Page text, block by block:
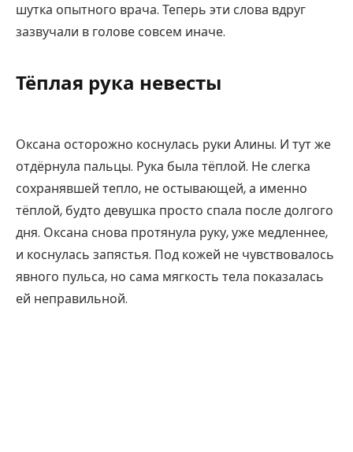
шутка опытного врача. Теперь эти слова вдруг
зазвучали в голове совсем иначе.
Тёплая рука невесты
Оксана осторожно коснулась руки Алины. И тут же
отдёрнула пальцы. Рука была тёплой. Не слегка
сохранявшей тепло, не остывающей, а именно
тёплой, будто девушка просто спала после долгого
дня. Оксана снова протянула руку, уже медленнее,
и коснулась запястья. Под кожей не чувствовалось
явного пульса, но сама мягкость тела показалась
ей неправильной.